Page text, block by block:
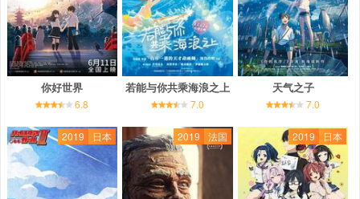
你好世界
6.8
若能与你共乘海浪之上
7.0
天气之子
7.0
2019 日本 2019 法国 2019 日本